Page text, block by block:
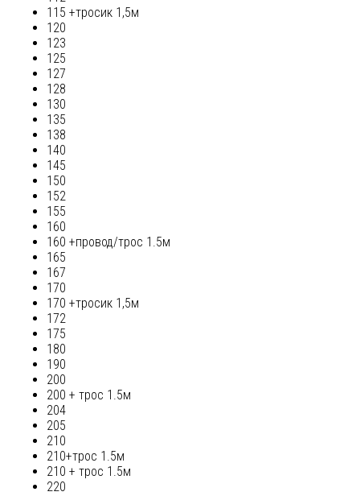
115 +тросик 1,5м
120
123
125
127
128
130
135
138
140
145
150
152
155
160
160 +провод/трос 1.5м
165
167
170
170 +тросик 1,5м
172
175
180
190
200
200 + трос 1.5м
204
205
210
210+трос 1.5м
210 + трос 1.5м
220